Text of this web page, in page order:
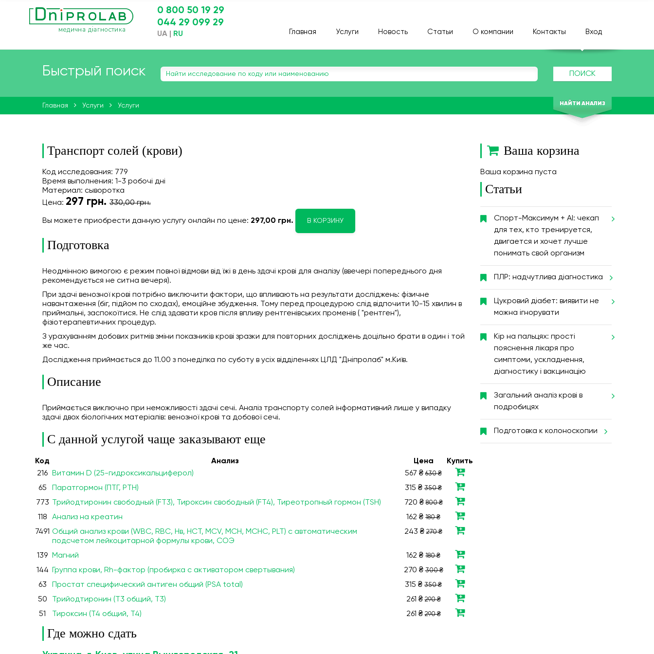
0 800 50 19 29
044 29 099 29
UA RU Главная Услуги Новость Статьи О компании Контакты Вход
Быстрый поиск ПОИСК
НАЙТИ АНАЛИЗ
Главная Услуги Услуги
Транспорт солей (крови)
Код исследования: 779
Время выполнения: 1-3 робочі дні
Материал: сыворотка
Цена: 297 грн. 330,00 грн.
Вы можете приобрести данную услугу онлайн по цене: 297,00 грн. В КОРЗИНУ
Подготовка
Неодмінною вимогою є режим повної відмови від їжі в день здачі крові для аналізу (ввечері попереднього дня
рекомендується не ситна вечеря).
При здачі венозної крові потрібно виключити фактори, що впливають на результати досліджень: фізичне
навантаження (біг, підйом по сходах), емоційне збудження. Тому перед процедурою слід відпочити 10-15 хвилин в
приймальні, заспокоїтися. Не слід здавати кров після впливу рентгенівських променів ( "рентген"),
фізіотерапевтичних процедур.
З урахуванням добових ритмів зміни показників крові зразки для повторних досліджень доцільно брати в один і той
же час.
Дослідження приймається до 11.00 з понеділка по суботу в усіх відділеннях ЦЛД "Дніпролаб" м.Київ.
Описание
Приймається виключно при неможливості здачі сечі. Аналіз транспорту солей інформативний лише у випадку
здачі двох біологічних матеріалів: венозної крові та добової сечі.
С данной услугой чаще заказывают еще
Код Анализ Цена
Купить
216
Витамин D (25-гидроксикальциферол) 567 ₴ 630 ₴
65 Паратгормон (ПТГ, PTH) 315 ₴ 350 ₴
773 Трийодтиронин свободный (FT3), Тироксин свободный (FT4), Тиреотропный гормон (TSH) 720 ₴800 ₴
118 Анализ на креатин 162 ₴ 180 ₴
7491 Общий анализ крови (WBC, RBC, Нв, HCT, MCV, МСН, МСНС, PLT) с автоматическим
подсчетом лейкоцитарной формулы крови, СОЭ
243 ₴ 270 ₴
139 Магний 162 ₴ 180 ₴
144 Группа крови, Rh-фактор (пробирка с активатором свертывания) 270 ₴300 ₴
63 Простат специфический антиген общий (PSA total) 315 ₴ 350 ₴
50 Трийодтиронин (Т3 общий, Т3) 261 ₴290 ₴
51 Тироксин (Т4 общий, Т4) 261 ₴290 ₴
Где можно сдать
Ваша корзина
Ваша корзина пуста
Статьи
Спорт-Максимум + AI: чекап
для тех, кто тренируется,
двигается и хочет лучше
понимать свой организм
ПЛР: надчутлива діагностика
Цукровий діабет: виявити не
можна ігнорувати
Кір на пальцях: прості
пояснення лікаря про
симптоми, ускладнення,
діагностику і вакцинацію
Загальний аналіз крові в
подробицях
Подготовка к колоноскопии